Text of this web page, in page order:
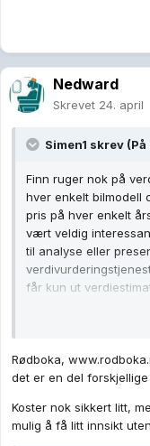
Nedward
Skrevet 24. april
Simen1 skrev (På
Finn ruger nok på
hver enkelt bilmodell
pris på hver enkelt
vært veldig
til analyse eller
får kun ut
deldiskusjonen
solgte modellene av
langt tilbake som til
Rødboka,
det er en del
Koster nok sikkert litt,
mulig å få litt innsikt